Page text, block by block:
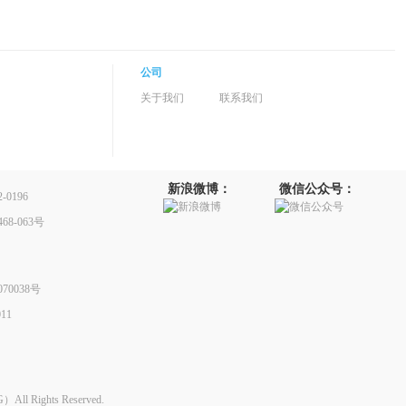
公司
关于我们
联系我们
0196
063号
号
新浪微博： 微信公众号：
All Rights Reserved.